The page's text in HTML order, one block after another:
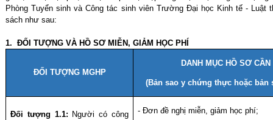
Phòng Tuyển sinh và Công tác sinh viên Trường Đại học Kinh tế - Luật
sách như sau:
1. ĐỐI TƯỢNG VÀ HỒ SƠ MIỄN, GIẢM HỌC PHÍ
ĐỐI TƯỢNG MGHP
DANH MỤC HỒ SƠ CẦN
(Bản sao y chứng thực hoặc bản
Đối tượng 1.1: Người có công
- Đơn đề nghị miễn, giảm học phí;